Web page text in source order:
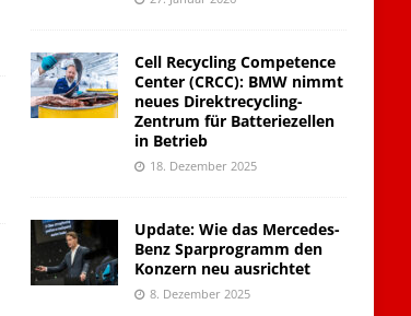
Cell Recycling Competence
Center (CRCC): BMW nimmt
neues Direktrecycling-
Zentrum für Batteriezellen
in Betrieb
18. Dezember 2025
Update: Wie das Mercedes-
Benz Sparprogramm den
Konzern neu ausrichtet
8. Dezember 2025